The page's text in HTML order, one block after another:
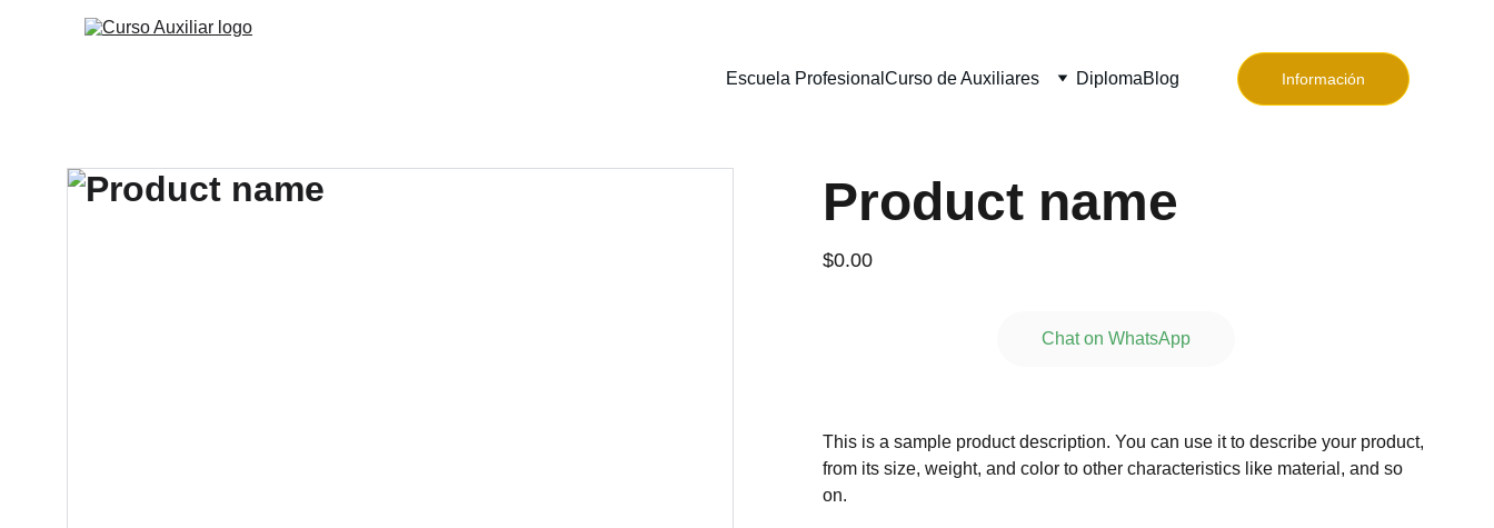
Escuela Profesional Curso de Auxiliares DiplomaBlog Información
Product name
$0.00
Chat on WhatsApp
This is a sample product description. You can use it to describe your product,
from its size, weight, and color to other characteristics like material, and so
on.